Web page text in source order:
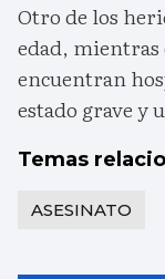
Otro de los
edad, mientras
encuentran
estado grave y
Temas
ASESINATO